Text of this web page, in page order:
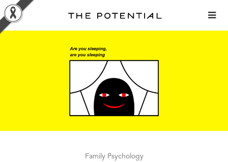
Skip
to
content
Family Psychology